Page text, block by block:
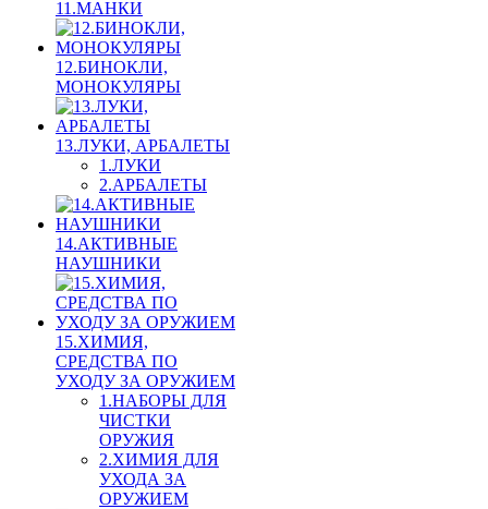
11.МАНКИ
12.БИНОКЛИ,
МОНОКУЛЯРЫ
13.ЛУКИ, АРБАЛЕТЫ
1.ЛУКИ
2.АРБАЛЕТЫ
14.АКТИВНЫЕ
НАУШНИКИ
15.ХИМИЯ,
СРЕДСТВА ПО
УХОДУ ЗА ОРУЖИЕМ
1.НАБОРЫ ДЛЯ
ЧИСТКИ
ОРУЖИЯ
2.ХИМИЯ ДЛЯ
УХОДА ЗА
ОРУЖИЕМ